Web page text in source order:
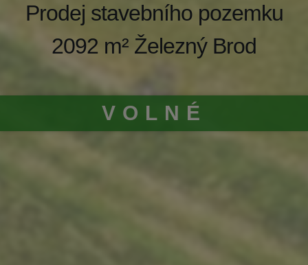
Prodej stavebního pozemku
2092 m² Železný Brod
VOLNÉ